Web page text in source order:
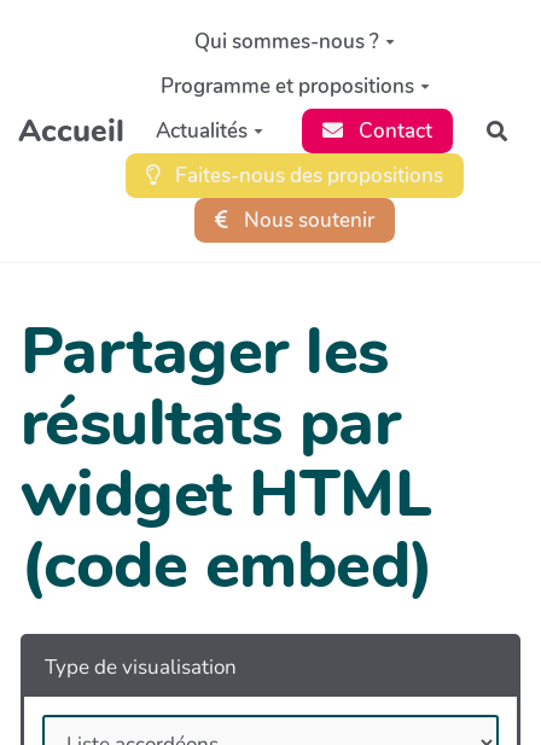
Aller au contenu principal
Accueil
Qui sommes-nous ?
Programme et propositions
Actualités
Contact
Faites-nous des propositions
Nous soutenir
Partager les
résultats par
widget HTML
(code embed)
Type de visualisation